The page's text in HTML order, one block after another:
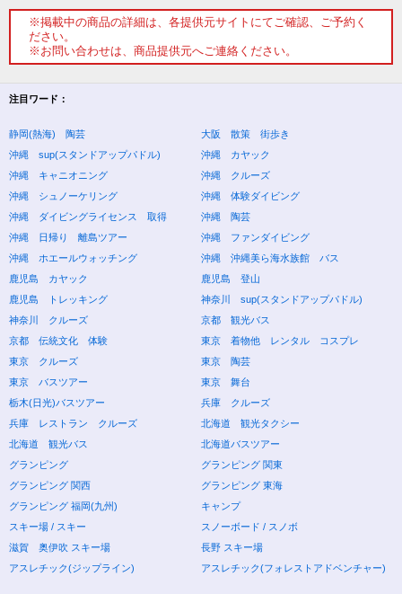
※掲載中の商品の詳細は、各提供元サイトにてご確認、ご予約く
ださい。
※お問い合わせは、商品提供元へご連絡ください。
注目ワード：
静岡(熱海) 陶芸
大阪 散策 街歩き
沖縄 sup(スタンドアップパドル)
沖縄 カヤック
沖縄 キャニオニング
沖縄 クルーズ
沖縄 シュノーケリング
沖縄 体験ダイビング
沖縄 ダイビングライセンス 取得
沖縄 陶芸
沖縄 日帰り 離島ツアー
沖縄 ファンダイビング
沖縄 ホエールウォッチング
沖縄 沖縄美ら海水族館 バス
鹿児島 カヤック
鹿児島 登山
鹿児島 トレッキング
神奈川 sup(スタンドアップパドル)
神奈川 クルーズ
京都 観光バス
京都 伝統文化 体験
東京 着物他 レンタル コスプレ
東京 クルーズ
東京 陶芸
東京 バスツアー
東京 舞台
栃木(日光)バスツアー
兵庫 クルーズ
兵庫 レストラン クルーズ
北海道 観光タクシー
北海道 観光バス
北海道バスツアー
グランピング
グランピング 関東
グランピング 関西
グランピング 東海
グランピング 福岡(九州)
キャンプ
スキー場 / スキー
スノーボード / スノボ
滋賀 奥伊吹 スキー場
長野 スキー場
アスレチック(ジップライン)
アスレチック(フォレストアドベンチャー)